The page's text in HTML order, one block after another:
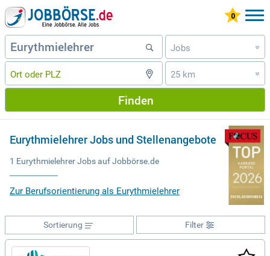
Jobs »
25 km »
Finden
Eurythmielehrer Jobs und Stellenangebote
1 Eurythmielehrer Jobs auf Jobbörse.de
Zur Berufsorientierung als Eurythmielehrer
Filter
Sortierung